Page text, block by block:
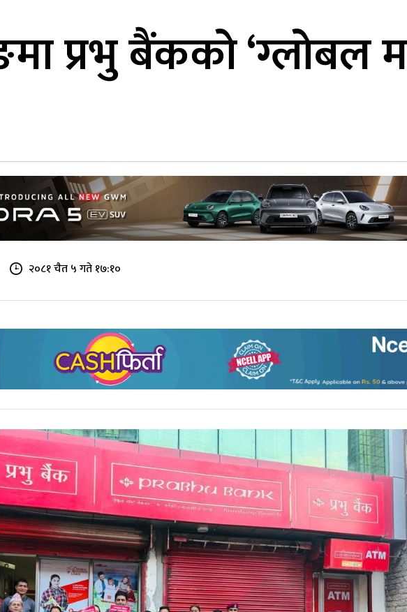
प्रभु बैंकको ‘ग्लोबल
२०८१ चैत ५ गते १७:१०